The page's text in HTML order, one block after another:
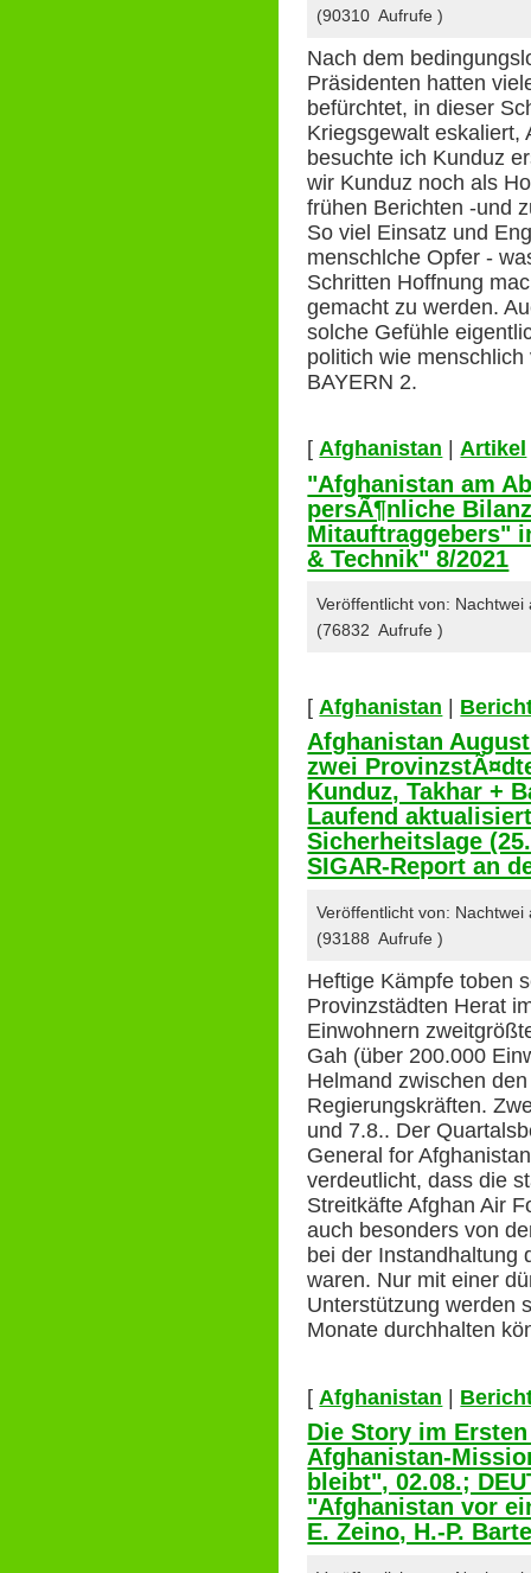
(90310 Aufrufe )
Nach dem
Präsidenten hatten
befürchtet, in dieser
Kriegsgewalt eskaliert,
besuchte ich Kunduz
wir Kunduz noch als
frühen Berichten -und
So viel Einsatz und
menschlche Opfer -
Schritten Hoffnung
gemacht zu werden.
solche Gefühle
politich wie
BAYERN 2.
[Afghanistan |Artikel
"Afghanistan am
persÃ¶nliche
Mitauftraggebers"
& Technik" 8/2021
Veröffentlicht von:
(76832 Aufrufe )
[ Afghanistan |
Afghanistan
zwei
Kunduz, Takhar +
Laufend
Sicherheitslage
SIGAR-Report an
Veröffentlicht von:
(93188 Aufrufe )
Heftige Kämpfe toben
Provinzstädten Herat
Einwohnern
Gah (über 200.000
Helmand zwischen
Regierungskräften.
und 7.8.. Der
General for
verdeutlicht, dass die
Streitkäfte Afghan Air
auch besonders von
bei der Instandhaltung
waren. Nur mit einer
Unterstützung werden
Monate durchhalten
[ Afghanistan |
Die Story im
Afghanistan-
bleibt", 02.08.;
"Afghanistan vor
E. Zeino, H.-P.